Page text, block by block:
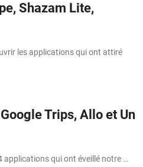
Shazam Lite,
les applications qui ont attiré
Trips, Allo et Un
applications qui ont éveillé notre …